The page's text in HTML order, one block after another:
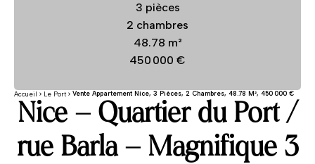
3 pièces
2 chambres
48.78 m²
450 000 €
Accueil Le Port Vente Appartement Nice, 3 Pièces, 2 Chambres, 48.78 M², 450 000 €
Nice – Quartier du Port /
rue Barla – Magnifique 3